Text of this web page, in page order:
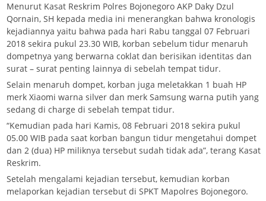
Menurut Kasat Reskrim Polres Bojonegoro AKP Daky Dzul
Qornain, SH kepada media ini menerangkan bahwa kronologis
kejadiannya yaitu bahwa pada hari Rabu tanggal 07 Februari
2018 sekira pukul 23.30 WIB, korban sebelum tidur menaruh
dompetnya yang berwarna coklat dan berisikan identitas dan
surat – surat penting lainnya di sebelah tempat tidur.
Selain menaruh dompet, korban juga meletakkan 1 buah HP
merk Xiaomi warna silver dan merk Samsung warna putih yang
sedang di charge di sebelah tempat tidur.
“Kemudian pada hari Kamis, 08 Februari 2018 sekira pukul
05.00 WIB pada saat korban bangun tidur mengetahui dompet
dan 2 (dua) HP miliknya tersebut sudah tidak ada”, terang Kasat
Reskrim.
Setelah mengalami kejadian tersebut, kemudian korban
melaporkan kejadian tersebut di SPKT Mapolres Bojonegoro.